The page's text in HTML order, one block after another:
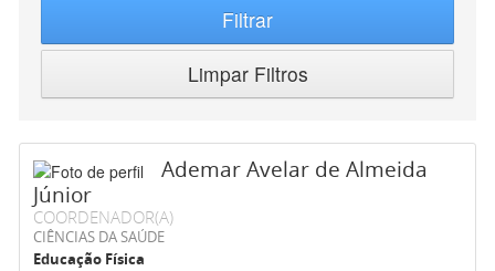
Filtrar
Limpar Filtros
Ademar Avelar de Almeida
Júnior
COORDENADOR(A)
CIÊNCIAS DA SAÚDE
Educação Física